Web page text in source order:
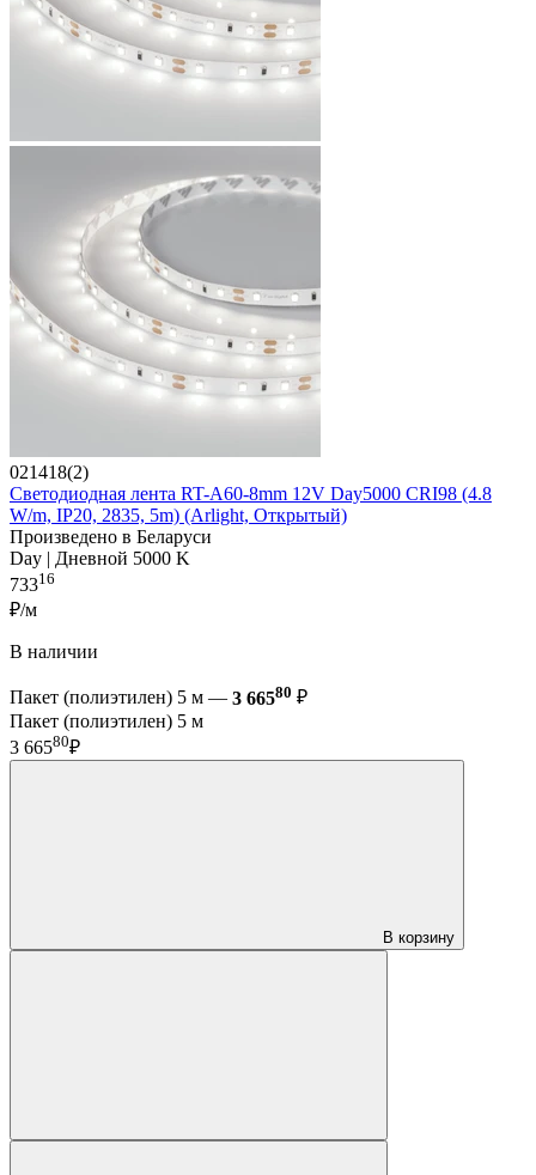
021418(2)
Светодиодная лента RT-A60-8mm 12V Day5000 CRI98 (4.8
W/m, IP20, 2835, 5m) (Arlight, Открытый)
Произведено в Беларуси
Day | Дневной 5000 K
73316
₽/м
В наличии
Пакет (полиэтилен) 5 м — 3 66580 ₽
Пакет (полиэтилен) 5 м
3 66580₽
В корзину